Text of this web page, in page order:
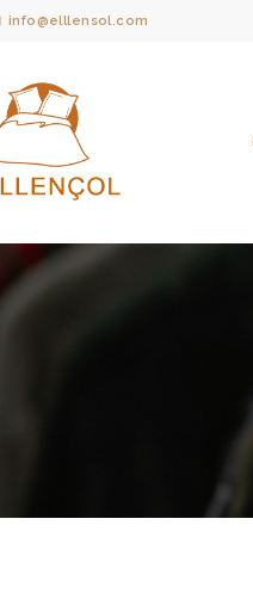
info@elllensol.com